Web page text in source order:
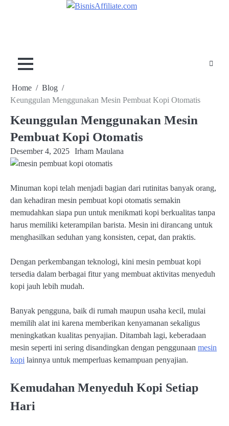
Home
Blog
Keunggulan Menggunakan Mesin Pembuat Kopi Otomatis
Keunggulan Menggunakan Mesin
Pembuat Kopi Otomatis
Desember 4, 2025 Irham Maulana
Minuman kopi telah menjadi bagian dari rutinitas banyak orang,
dan kehadiran mesin pembuat kopi otomatis semakin
memudahkan siapa pun untuk menikmati kopi berkualitas tanpa
harus memiliki keterampilan barista. Mesin ini dirancang untuk
menghasilkan seduhan yang konsisten, cepat, dan praktis.
Dengan perkembangan teknologi, kini mesin pembuat kopi
tersedia dalam berbagai fitur yang membuat aktivitas menyeduh
kopi jauh lebih mudah.
Banyak pengguna, baik di rumah maupun usaha kecil, mulai
memilih alat ini karena memberikan kenyamanan sekaligus
meningkatkan kualitas penyajian. Ditambah lagi, keberadaan
mesin seperti ini sering disandingkan dengan penggunaan mesin
kopi lainnya untuk memperluas kemampuan penyajian.
Kemudahan Menyeduh Kopi Setiap
Hari